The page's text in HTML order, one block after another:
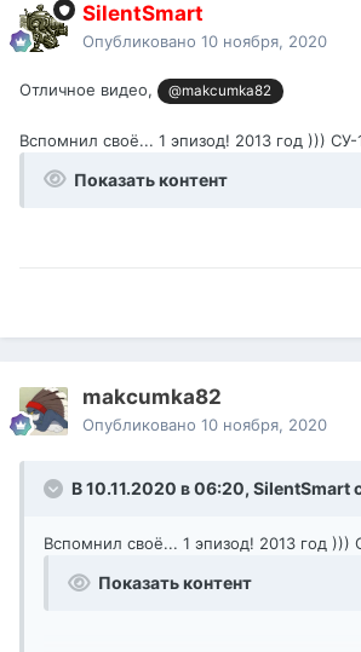
SilentSmart
Опубликовано 10 ноября, 2020
Отличное видео, @makcumka82
Вспомнил своё... 1 эпизод! 2013 год )))
Показать контент
makcumka82
Опубликовано 10 ноября, 2020
В 10.11.2020 в 06:20, SilentSmart
Вспомнил своё... 1 эпизод! 2013 год )))
Показать контент